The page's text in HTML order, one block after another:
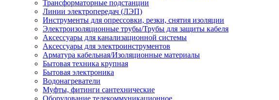
Трансформаторные подстанции
Линии электропередач (ЛЭП)
Инструменты для опрессовки, резки, снятия изоляции
Электроизоляционные трубы/Трубы для защиты кабеля
Аксессуары для канализационной системы
Аксессуары для электроинструментов
Арматура кабельная/Изоляционные материалы
Бытовая техника крупная
Бытовая электроника
Водонагреватели
Муфты, фитинги сантехнические
Оборудование телекоммуникационное